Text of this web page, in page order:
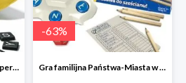
Gra Bananagrams Party w super cenie
-63%
Gra familijna Państwa-Miasta w super cenie